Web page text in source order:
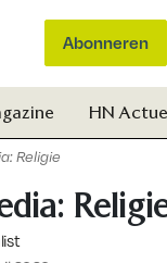
Abonneren
HN
Religie